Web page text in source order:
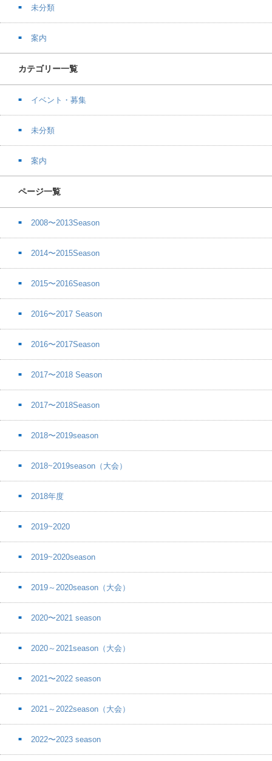
未分類
案内
カテゴリー一覧
イベント・募集
未分類
案内
ページ一覧
2008〜2013Season
2014〜2015Season
2015〜2016Season
2016〜2017 Season
2016〜2017Season
2017〜2018 Season
2017〜2018Season
2018〜2019season
2018~2019season（大会）
2018年度
2019~2020
2019~2020season
2019～2020season（大会）
2020〜2021 season
2020～2021season（大会）
2021〜2022 season
2021～2022season（大会）
2022〜2023 season